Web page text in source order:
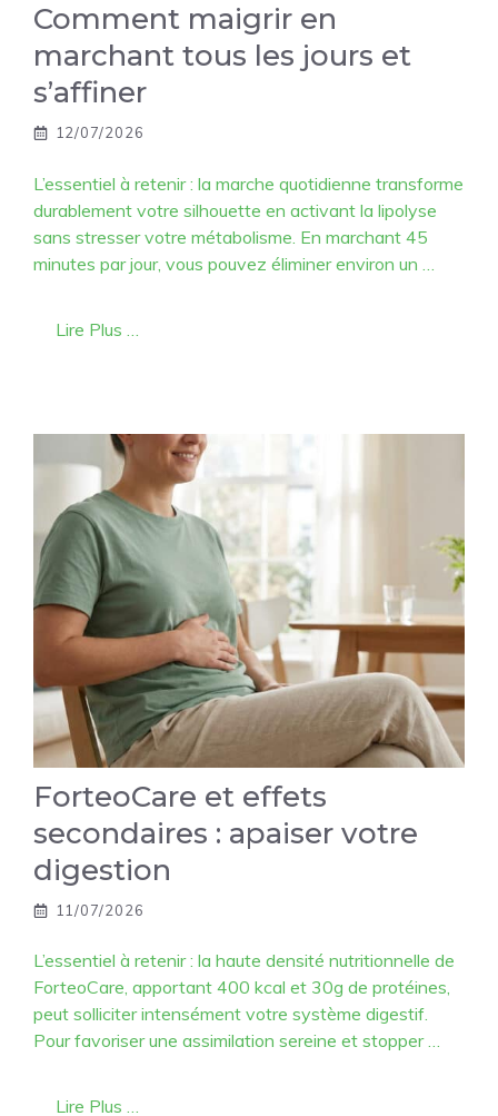
Comment maigrir en
marchant tous les jours et
s’affiner
12/07/2026
L’essentiel à retenir : la marche quotidienne transforme
durablement votre silhouette en activant la lipolyse
sans stresser votre métabolisme. En marchant 45
minutes par jour, vous pouvez éliminer environ un …
Lire Plus …
ForteoCare et effets
secondaires : apaiser votre
digestion
11/07/2026
L’essentiel à retenir : la haute densité nutritionnelle de
ForteoCare, apportant 400 kcal et 30g de protéines,
peut solliciter intensément votre système digestif.
Pour favoriser une assimilation sereine et stopper …
Lire Plus …